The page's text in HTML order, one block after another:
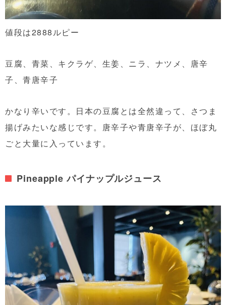
値段は2888ルピー
豆腐、青菜、キクラゲ、生姜、ニラ、ナツメ、唐辛
子、青唐辛子
かなり辛いです。日本の豆腐とは全然違って、さつま
揚げみたいな感じです。唐辛子や青唐辛子が、ほぼ丸
ごと大量に入っています。
Pineapple パイナップルジュース